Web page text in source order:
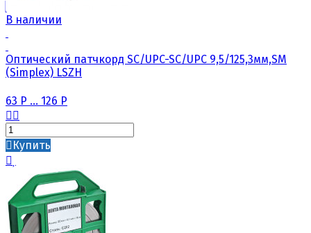
В наличии
Оптический патчкорд SC/UPC-SC/UPC 9,5/125,3мм,SM
(Simplex) LSZH
63 Р ... 126 Р
Купить